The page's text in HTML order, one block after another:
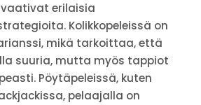
erilaisia
Kolikkopeleissä on
mikä tarkoittaa, että
suuria, mutta myös tappiot
Pöytäpeleissä, kuten
pelaajalla on